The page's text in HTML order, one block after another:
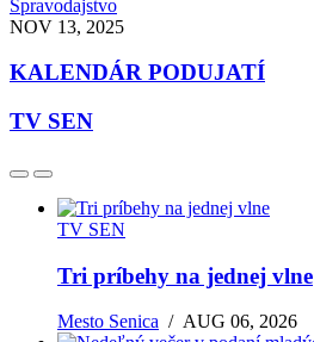
Spravodajstvo
NOV 13, 2025
KALENDÁR PODUJATÍ
TV SEN
TV SEN
Tri príbehy na jednej vlne
Mesto Senica /AUG 06, 2026